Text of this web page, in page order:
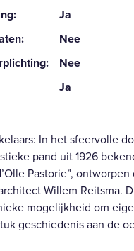
Ja
Nee
Nee
Ja
In het sfeervolle
pand uit 1926
Pastorie”,
Willem Reitsma.
mogelijkheid om
geschiedenis aan de